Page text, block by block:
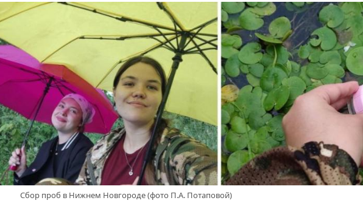
Сбор проб в Нижнем Новгороде (фото П.А. Потаповой)